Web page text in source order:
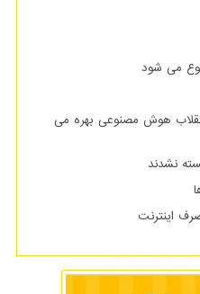
می شود
هوش مصنوعی بهره می
نشدند
اینترنت